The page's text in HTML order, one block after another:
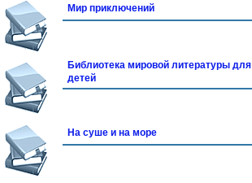
Мир приключений
Библиотека мировой литературы для
детей
На суше и на море